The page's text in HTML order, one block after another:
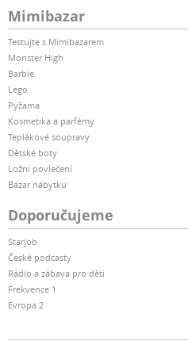
Mimibazar
Testujte s Mimibazarem
Monster High
Barbie
Lego
Pyžama
Kosmetika a parfémy
Teplákové soupravy
Dětské boty
Ložní povlečení
Bazar nábytku
Doporučujeme
Starjob
České podcasty
Rádio a zábava pro děti
Frekvence 1
Evropa 2